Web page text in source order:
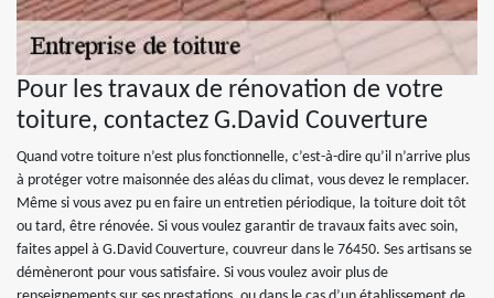
Pour les travaux de rénovation de votre
toiture, contactez G.David Couverture
Quand votre toiture n’est plus fonctionnelle, c’est-à-dire qu’il n’arrive plus
à protéger votre maisonnée des aléas du climat, vous devez le remplacer.
Même si vous avez pu en faire un entretien périodique, la toiture doit tôt
ou tard, être rénovée. Si vous voulez garantir de travaux faits avec soin,
faites appel à G.David Couverture, couvreur dans le 76450. Ses artisans se
démèneront pour vous satisfaire. Si vous voulez avoir plus de